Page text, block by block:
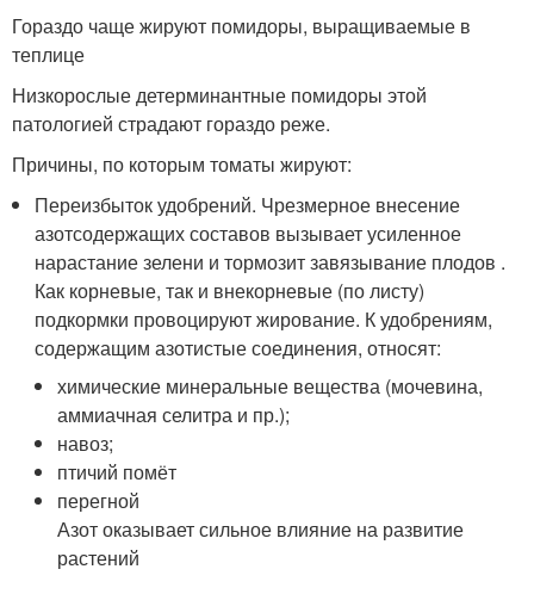
Гораздо чаще жируют помидоры, выращиваемые в
теплице
Низкорослые детерминантные помидоры этой
патологией страдают гораздо реже.
Причины, по которым томаты жируют:
Переизбыток удобрений. Чрезмерное внесение
азотсодержащих составов вызывает усиленное
нарастание зелени и тормозит завязывание плодов .
Как корневые, так и внекорневые (по листу)
подкормки провоцируют жирование. К удобрениям,
содержащим азотистые соединения, относят:
химические минеральные вещества (мочевина,
аммиачная селитра и пр.);
навоз;
птичий помёт
перегной
Азот оказывает сильное влияние на развитие
растений